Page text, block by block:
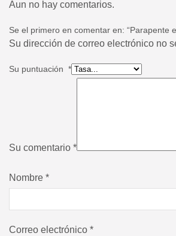
Aun no hay comentarios.
Se el primero en comentar en: “Parapente
Su dirección de correo electrónico no
Su puntuación *
Su comentario *
Nombre *
Correo electrónico *